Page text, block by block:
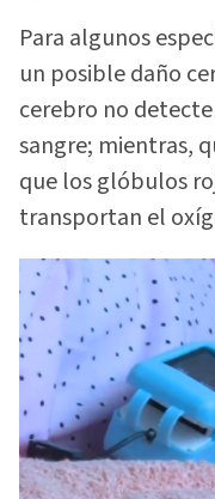
Para algunos
un posible daño
cerebro no
sangre; mientras,
que los glóbulos
transportan el